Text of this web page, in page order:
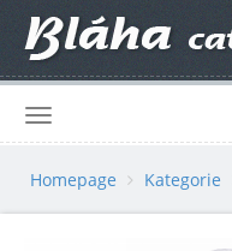
Homepage Kategorie